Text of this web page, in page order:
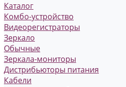
Каталог
Комбо-устройство
Видеорегистраторы
Зеркало
Обычные
Зеркала-мониторы
Дистрибьюторы питания
Кабели